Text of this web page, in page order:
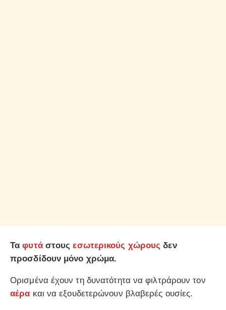
Ταφυτάστουςεσωτερικούς χώρους δεν
προσδίδουν μόνο χρώμα.
Ορισμένα έχουν τη δυνατότητα να φιλτράρουν τον
αέρα και να εξουδετερώνουν βλαβερές ουσίες.